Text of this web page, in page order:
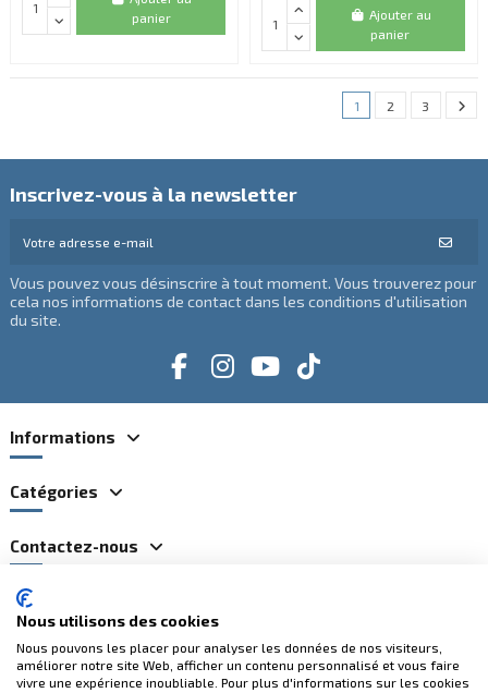
panier
Ajouter au
panier
1 2 3
Inscrivez-vous à la newsletter
Vous pouvez vous désinscrire à tout moment. Vous trouverez pour
cela nos informations de contact dans les conditions d'utilisation
du site.
Informations
Catégories
Contactez-nous
Paiements 100% sécurisés
Nous utilisons des cookies
Nous pouvons les placer pour analyser les données de nos visiteurs,
améliorer notre site Web, afficher un contenu personnalisé et vous faire
vivre une expérience inoubliable. Pour plus d'informations sur les cookies